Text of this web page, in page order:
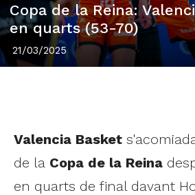
Copa de la Reina:
en quarts (53-70)
21/03/2025
Valencia Basket
de la Copa de la Reina
en quarts de final davant